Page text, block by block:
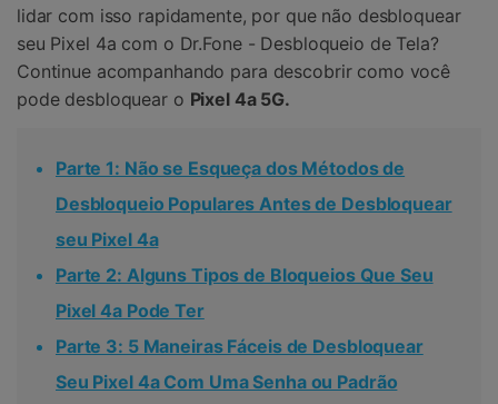
lidar com isso rapidamente, por que não desbloquear
seu Pixel 4a com o Dr.Fone - Desbloqueio de Tela?
Continue acompanhando para descobrir como você
pode desbloquear o Pixel 4a 5G.
Parte 1: Não se Esqueça dos Métodos de
Desbloqueio Populares Antes de Desbloquear
seu Pixel 4a
Parte 2: Alguns Tipos de Bloqueios Que Seu
Pixel 4a Pode Ter
Parte 3: 5 Maneiras Fáceis de Desbloquear
Seu Pixel 4a Com Uma Senha ou Padrão